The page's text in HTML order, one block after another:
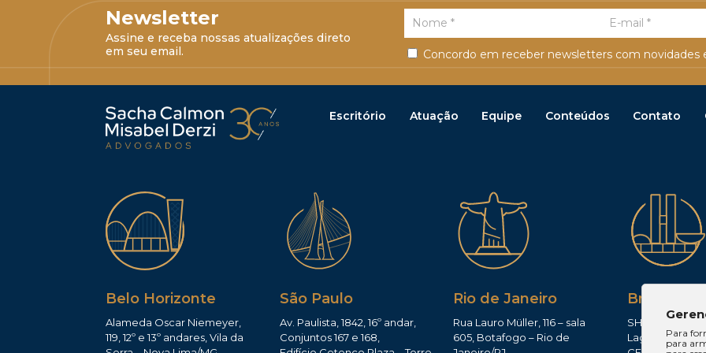
Newsletter
Assine e receba nossas atualizações direto
em seu email.
Concordo em receber newsletters com novidades
Escritório Atuação Equipe Conteúdos Contato
Belo Horizonte
Alameda Oscar Niemeyer,
119, 12º e 13º andares, Vila da
São Paulo
Av. Paulista, 1842, 16º andar,
Conjuntos 167 e 168,
Rio de Janeiro
Rua Lauro Müller, 116 – sala
605, Botafogo – Rio de
Brasília
SHIS QI 11,
Lago Sul –
Para
para